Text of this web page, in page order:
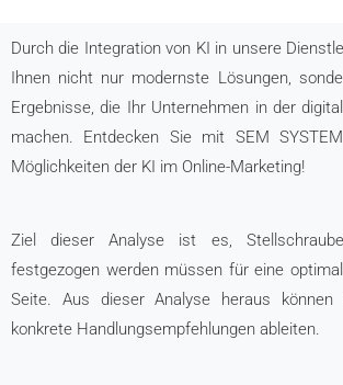
Durch die Integration von KI in unsere
Ihnen nicht nur modernste Lösungen,
Ergebnisse, die Ihr Unternehmen in der
machen. Entdecken Sie mit SEM
Möglichkeiten der KI im Online-Marketing!
Ziel dieser Analyse ist es,
festgezogen werden müssen für eine
Seite. Aus dieser Analyse heraus
konkrete Handlungsempfehlungen ableiten.